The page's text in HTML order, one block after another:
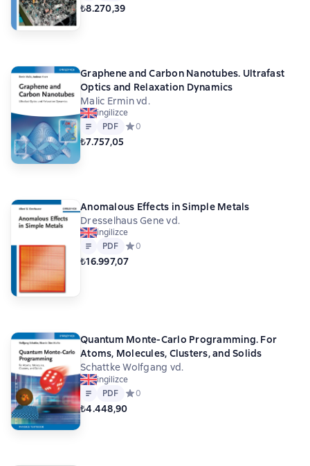
₺8.270,39
Graphene and Carbon Nanotubes. Ultrafast
Optics and Relaxation Dynamics
Malic Ermin vd.
ingilizce
Metin
PDF
PDF Средний рейтинг 0 на основе 0 оценок
0
₺7.757,05
Anomalous Effects in Simple Metals
Dresselhaus Gene vd.
ingilizce
Metin
PDF
PDF Средний рейтинг 0 на основе 0 оценок
0
₺16.997,07
Quantum Monte-Carlo Programming. For
Atoms, Molecules, Clusters, and Solids
Schattke Wolfgang vd.
ingilizce
Metin
PDF
PDF Средний рейтинг 0 на основе 0 оценок
0
₺4.448,90